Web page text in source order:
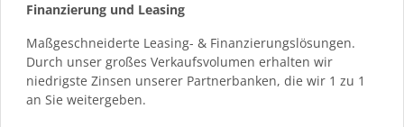
Finanzierung und Leasing
Maßgeschneiderte Leasing- & Finanzierungslösungen.
Durch unser großes Verkaufsvolumen erhalten wir
niedrigste Zinsen unserer Partnerbanken, die wir 1 zu 1
an Sie weitergeben.